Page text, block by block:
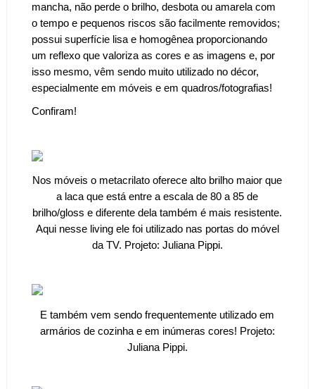
mancha, não perde o brilho, desbota ou amarela com
o tempo e pequenos riscos são facilmente removidos;
possui superfície lisa e homogênea proporcionando
um reflexo que valoriza as cores e as imagens e, por
isso mesmo, vêm sendo muito utilizado no décor,
especialmente em móveis e em quadros/fotografias!
Confiram!
Nos móveis o metacrilato oferece alto brilho maior que
a laca que está entre a escala de80 a 85 de
brilho/gloss e diferente dela também é mais resistente.
Aqui nesse living ele foi utilizado nas portas do móvel
da TV. Projeto: Juliana Pippi.
E também vem sendo frequentemente utilizado em
armários de cozinha e em inúmeras cores! Projeto:
Juliana Pippi.